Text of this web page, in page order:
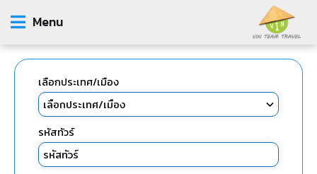
Menu
เลือกประเทศ/เมือง
รหัสทัวร์